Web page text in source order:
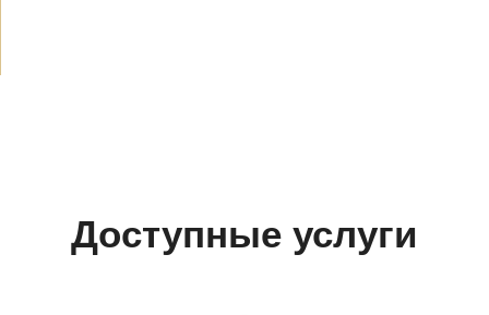
Доступные услуги